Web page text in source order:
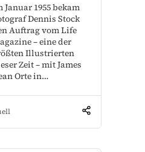
Januar 1955 bekam
Dennis Stock
Auftrag vom Life
– eine der
Illustrierten
Zeit – mit James
Orte in…